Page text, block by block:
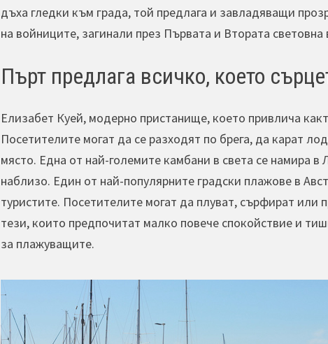
дъха гледки към града, той предлага и завладяващи
на войниците, загинали през Първата и Втората световна
Пърт предлага всичко, което
Елизабет Куей, модерно пристанище, което привлича
Посетителите могат да се разходят по брега, да карат
място. Една от най-големите камбани в света се намира
наблизо. Един от най-популярните градски плажове в
туристите. Посетителите могат да плуват, сърфират или
тези, които предпочитат малко повече спокойствие и
за плажуващите.